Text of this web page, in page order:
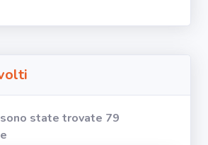
state trovate 79